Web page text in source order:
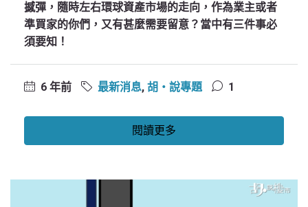
撼彈，隨時左右環球資產市場的走向，作為業主或者
準買家的你們，又有甚麼需要留意？當中有三件事必
須要知！
6 年前 最新消息, 胡‧說專題 1
閱讀更多